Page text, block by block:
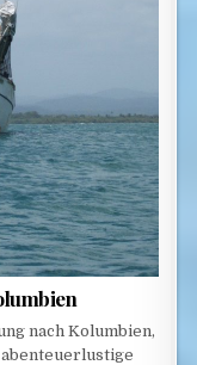
nach Kolumbien,